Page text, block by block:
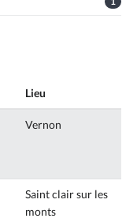
Lieu
Vernon
Saint clair sur les
monts